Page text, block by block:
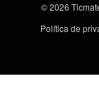
© 2026
Política de